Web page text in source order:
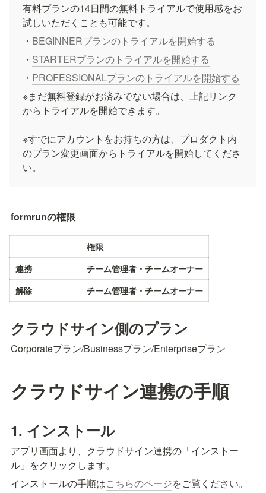
有料プランの14日間の無料トライアルで使用感をお
試しいただくことも可能です。
・ BEGINNERプランのトライアルを開始する
・ STARTERプランのトライアルを開始する
・ PROFESSIONALプランのトライアルを開始する
※まだ無料登録がお済みでない場合は、上記リンク
からトライアルを開始できます。
※すでにアカウントをお持ちの方は、プロダクト内
のプラン変更画面からトライアルを開始してくださ
い。
formrunの権限
権限
連携
チーム管理者・チームオーナー
解除
チーム管理者・チームオーナー
クラウドサイン側のプラン
Corporateプラン/Businessプラン/Enterpriseプラン
クラウドサイン連携の手順
1. インストール
アプリ画面より、クラウドサイン連携の「インストー
ル」をクリックします。
インストールの手順はこちらのページをご覧ください。